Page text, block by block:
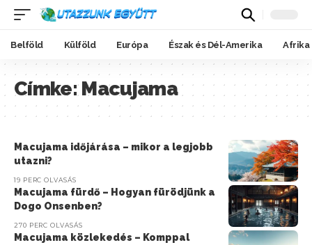
Belföld Külföld Európa Észak és Dél-Amerika Afrika
Címke:Macujama
Macujama időjárása – mikor a legjobb
utazni?
19 PERC OLVASÁS
Macujama fürdő – Hogyan fürödjünk a
Dogo Onsenben?
270 PERC OLVASÁS
Macujama közlekedés – Komppal